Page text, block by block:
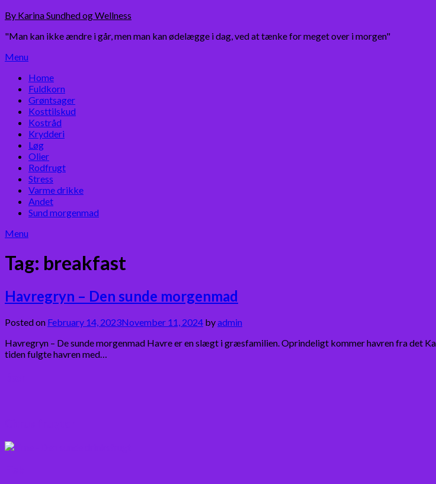
Skip
content
By Karina Sundhed og Wellness
"Man kan ikke ændre i går, men man kan ødelægge i dag, ved at tænke for meget over i morgen"
Menu
Home
Fuldkorn
Grøntsager
Kosttilskud
Kostråd
Krydderi
Løg
Olier
Rodfrugt
Stress
Varme drikke
Andet
Sund morgenmad
Menu
Tag: breakfast
Havregryn – Den sunde morgenmad
Posted on February 14, 2023November 11, 2024 byadmin
Havregryn – De sunde morgenmad Havre er en slægt i græsfamilien. Oprindeligt kommer havren fra det
tiden fulgte havren med…